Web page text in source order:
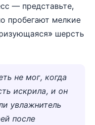
— представьте,
пробегают мелкие
шерсть
не мог, когда
искрила, и он
увлажнитель
после